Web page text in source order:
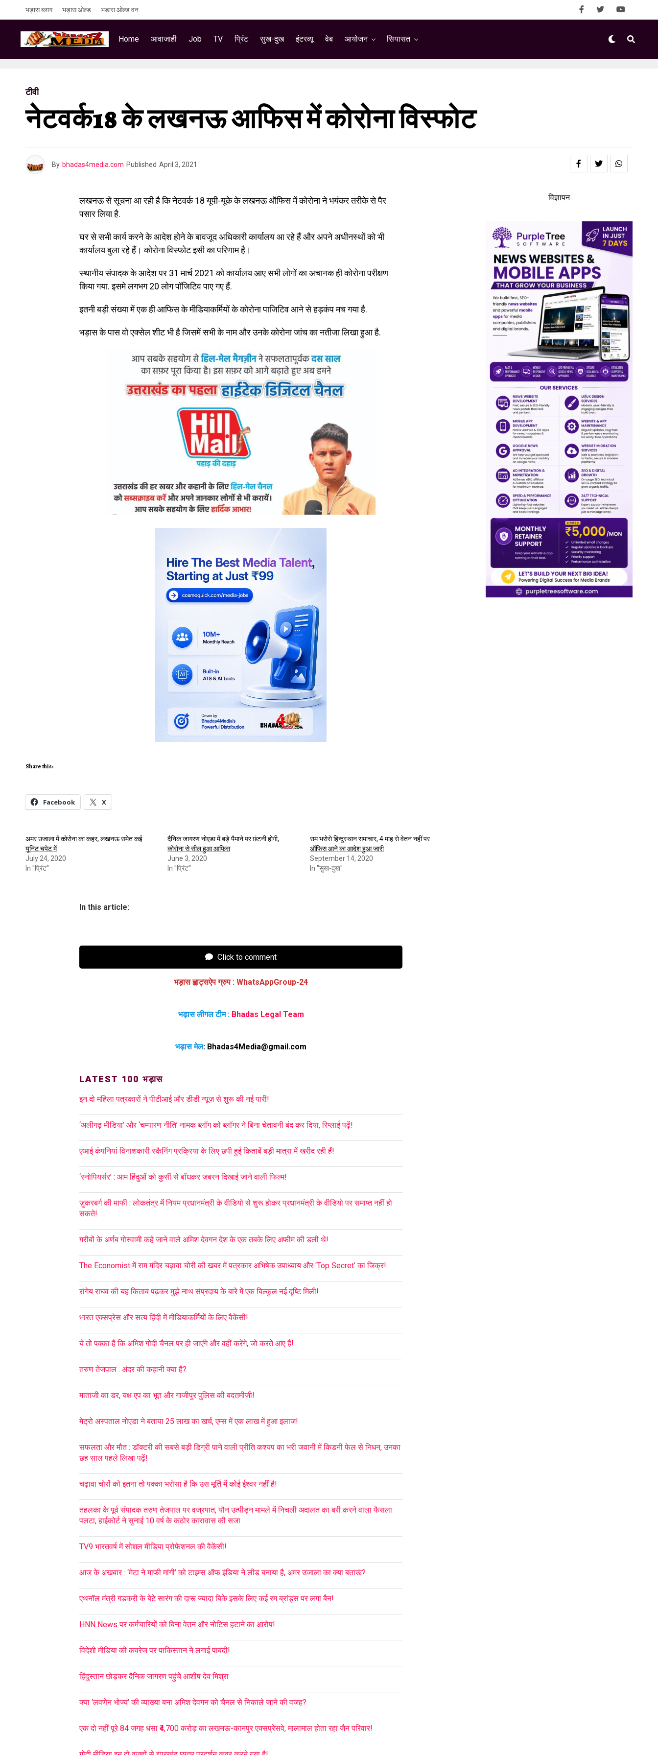
भड़ास ब्लाग भड़ास ओल्ड भड़ास ओल्ड वन
Home आवाजाही Job TV प्रिंट सुख-दुख इंटरव्यू वेब आयोजन सियासत
टीवी
नेटवर्क18 के लखनऊ आफिस में कोरोना विस्फोट
By bhadas4media.com Published April 3, 2021
लखनऊ से सूचना आ रही है कि नेटवर्क 18 यूपी-यूके के लखनऊ ऑफिस में कोरोना ने भयंकर तरीके से पैर
पसार लिया है.
घर से सभी कार्य करने के आदेश होने के बावजूद अधिकारी कार्यालय आ रहे हैं और अपने अधीनस्थों को भी
कार्यालय बुला रहे हैं। कोरोना विस्फोट इसी का परिणाम है।
स्थानीय संपादक के आदेश पर 31 मार्च 2021 को कार्यालय आए सभी लोगों का अचानक ही कोरोना परीक्षण
किया गया. इसमे लगभग 20 लोग पॉजिटिव पाए गए हैं.
इतनी बड़ी संख्या में एक ही आफिस के मीडियाकर्मियों के कोरोना पाजिटिव आने से हड़कंप मच गया है.
भड़ास के पास वो एक्सेल शीट भी है जिसमें सभी के नाम और उनके कोरोना जांच का नतीजा लिखा हुआ है.
Share this:
Facebook X
अमर उजाला में कोरोना का कहर, लखनऊ समेत कई
यूनिट चपेट में
July 24, 2020
In "प्रिंट"
दैनिक जागरण नोएडा में बड़े पैमाने पर छंटनी होगी,
कोरोना से सील हुआ आफिस
June 3, 2020
In "प्रिंट"
राम भरोसे हिन्दुस्थान समाचार, 4 माह से वेतन नहीं पर
ऑफिस आने का आदेश हुआ जारी
September 14, 2020
In "सुख-दुख"
In this article:
Click to comment
भड़ास ह्वाट्सऐप ग्रुप : WhatsAppGroup-24
भड़ास लीगल टीम : Bhadas Legal Team
भड़ास मेल: Bhadas4Media@gmail.com
LATEST 100 भड़ास
इन दो महिला पत्रकारों ने पीटीआई और डीडी न्यूज़ से शुरू की नई पारी!
‘अलीगढ़ मीडिया’ और ‘चम्पारण नीति’ नामक ब्लॉग को ब्लॉगर ने बिना चेतावनी बंद कर दिया, रिप्लाई पढ़ें!
एआई कंपनियां विनाशकारी स्कैनिंग प्रक्रिया के लिए छपी हुई किताबें बड़ी मात्रा में खरीद रही हैं!
‘स्नोपियर्सर’ : आम हिंदुओं को कुर्सी से बाँधकर जबरन दिखाई जाने वाली फिल्म!
ज़ुकरबर्ग की माफी : लोकतंत्र में नियम प्रधानमंत्री के वीडियो से शुरू होकर प्रधानमंत्री के वीडियो पर समाप्त नहीं हो
सकते!
गरीबों के अर्णब गोस्वामी कहे जाने वाले अमिश देवगन देश के एक तबके लिए अफीम की डली थे!
The Economist में राम मंदिर चढ़ावा चोरी की खबर में पत्रकार अभिषेक उपाध्याय और ‘Top Secret’ का जिक्र!
रांगेय राघव की यह किताब पढ़कर मुझे नाथ संप्रदाय के बारे में एक बिल्कुल नई दृष्टि मिली!
भारत एक्सप्रेस और सत्य हिंदी में मीडियाकर्मियों के लिए वैकेंसी!
ये तो पक्का है कि अमिश गोदी चैनल पर ही जाएंगे और वहीं करेंगे, जो करते आए हैं!
तरुण तेजपाल : अंदर की कहानी क्या है?
माताजी का डर, यक्ष एप का भूत और गाजीपुर पुलिस की बदतमीजी!
मेट्रो अस्पताल नोएडा ने बताया 25 लाख का खर्च, एम्स में एक लाख में हुआ इलाज!
सफलता और मौत : डॉक्टरी की सबसे बड़ी डिग्री पाने वाली प्रीति कश्यप का भरी जवानी में किडनी फेल से निधन, उनका
छह साल पहले लिखा पढ़ें!
चढ़ावा चोरों को इतना तो पक्का भरोसा है कि उस मूर्ति में कोई ईश्वर नहीं है!
तहलका के पूर्व संपादक तरुण तेजपाल पर वज्रपात, यौन उत्पीड़न मामले में निचली अदालत का बरी करने वाला फैसला
पलटा, हाईकोर्ट ने सुनाई 10 वर्ष के कठोर कारावास की सजा
TV9 भारतवर्ष में सोशल मीडिया प्रोफेशनल की वैकेंसी!
आज के अखबार : ‘मेटा ने माफी मांगी’ को टाइम्स ऑफ इंडिया ने लीड बनाया है, अमर उजाला का क्या बताऊं?
एथनॉल मंत्री गडकरी के बेटे सारंग की दारू ज्यादा बिके इसके लिए कई रम ब्रांड्स पर लगा बैन!
HNN News पर कर्मचारियों को बिना वेतन और नोटिस हटाने का आरोप!
विदेशी मीडिया की कवरेज पर पाकिस्तान ने लगाई पाबंदी!
हिंदुस्तान छोड़कर दैनिक जागरण पहुंचे आशीष देव मिश्रा
क्या ‘लवणेन भोज्यं’ की व्याख्या बना अमिश देवगन को चैनल से निकाले जाने की वजह?
एक दो नहीं पूरे 84 जगह धंसा ₹4,700 करोड़ का लखनऊ-कानपुर एक्सप्रेसवे, मालामाल होता रहा जैन परिवार!
विज्ञापन